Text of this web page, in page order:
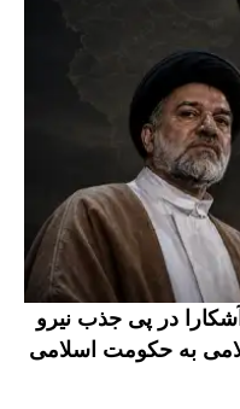
در پی جذب نیرو
به حکومت اسلامی